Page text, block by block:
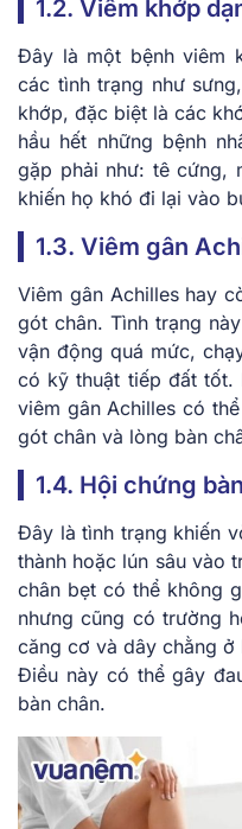
1.2. Viêm khớp
Đây là một bệnh viêm
các tình trạng như
khớp, đặc biệt là các
hầu hết những bệnh
gặp phải như: tê cứng,
khiến họ khó đi lại vào
1.3. Viêm gân
Viêm gân Achilles hay
gót chân. Tình trạng
vận động quá mức,
có kỹ thuật tiếp đất tốt.
viêm gân Achilles có
gót chân và lòng bàn
1.4. Hội chứng
Đây là tình trạng khiến
thành hoặc lún sâu vào
chân bẹt có thể không
nhưng cũng có trường
căng cơ và dây chằng ở
Điều này có thể gây
bàn chân.